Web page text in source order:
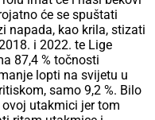
će se spuštati
napada, kao krila, stizati
i 2022. te Lige
87,4 % točnosti
lopti na svijetu u
samo 9,2 %. Bilo
utakmici jer tom